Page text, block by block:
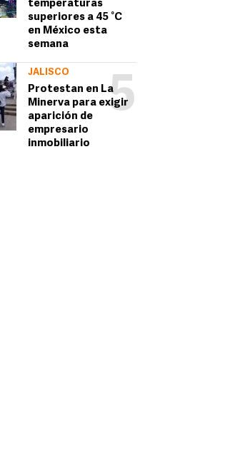
temperaturas
superiores a 45 °C
en México esta
semana
5
JALISCO
Protestan en La
Minerva para exigir
aparición de
empresario
inmobiliario